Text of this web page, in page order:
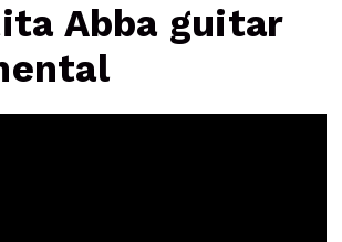
Abba guitar